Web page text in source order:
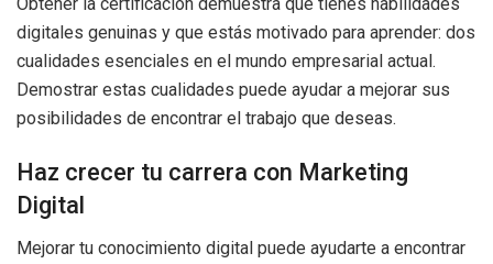
digitales genuinas y que estás motivado para aprender: dos
cualidades esenciales en el mundo empresarial actual.
Demostrar estas cualidades puede ayudar a mejorar sus
posibilidades de encontrar el trabajo que deseas.
Haz crecer tu carrera con Marketing
Digital
Mejorar tu conocimiento digital puede ayudarte a encontrar